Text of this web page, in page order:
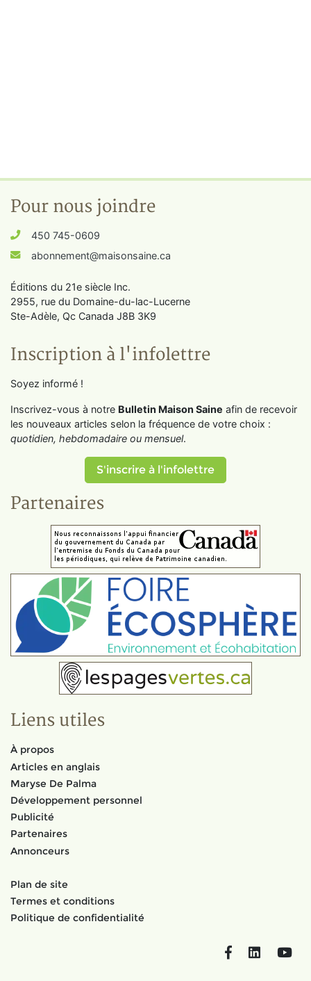
Pour nous joindre
450 745-0609
abonnement@maisonsaine.ca
Éditions du 21e siècle Inc.
2955, rue du Domaine-du-lac-Lucerne
Ste-Adèle, Qc Canada J8B 3K9
Inscription à l'infolettre
Soyez informé !
Inscrivez-vous à notre Bulletin Maison Saine afin de recevoir
les nouveaux articles selon la fréquence de votre choix :
quotidien, hebdomadaire ou mensuel.
S'inscrire à l'infolettre
Partenaires
Liens utiles
À propos
Articles en anglais
Maryse De Palma
Développement personnel
Publicité
Partenaires
Annonceurs
Plan de site
Termes et conditions
Politique de confidentialité
FacebookLinkedIn